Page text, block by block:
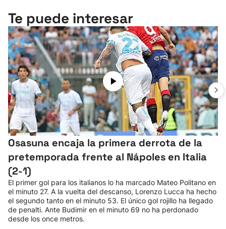
Te puede interesar
Osasuna encaja la primera derrota de la
pretemporada frente al Nápoles en Italia
(2-1)
El primer gol para los italianos lo ha marcado Mateo Politano en
el minuto 27. A la vuelta del descanso, Lorenzo Lucca ha hecho
el segundo tanto en el minuto 53. El único gol rojillo ha llegado
de penalti. Ante Budimir en el minuto 69 no ha perdonado
desde los once metros.